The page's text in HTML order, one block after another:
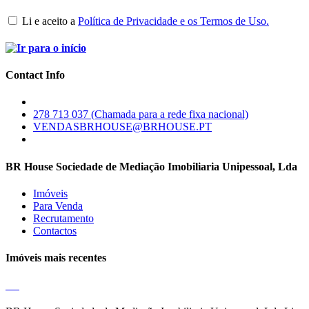
Li e aceito a Política de Privacidade e os Termos de Uso.
Contact Info
278 713 037 (Chamada para a rede fixa nacional)
VENDASBRHOUSE@BRHOUSE.PT
BR House Sociedade de Mediação Imobiliaria Unipessoal, Lda
Imóveis
Para Venda
Recrutamento
Contactos
Imóveis mais recentes